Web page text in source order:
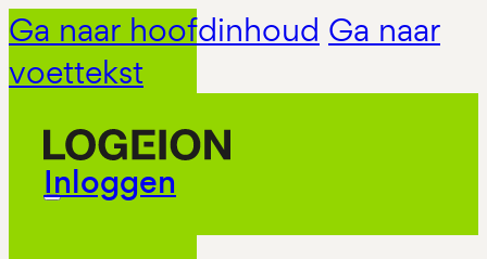
Ga naar hoofdinhoud Ga naar
voettekst
Inloggen